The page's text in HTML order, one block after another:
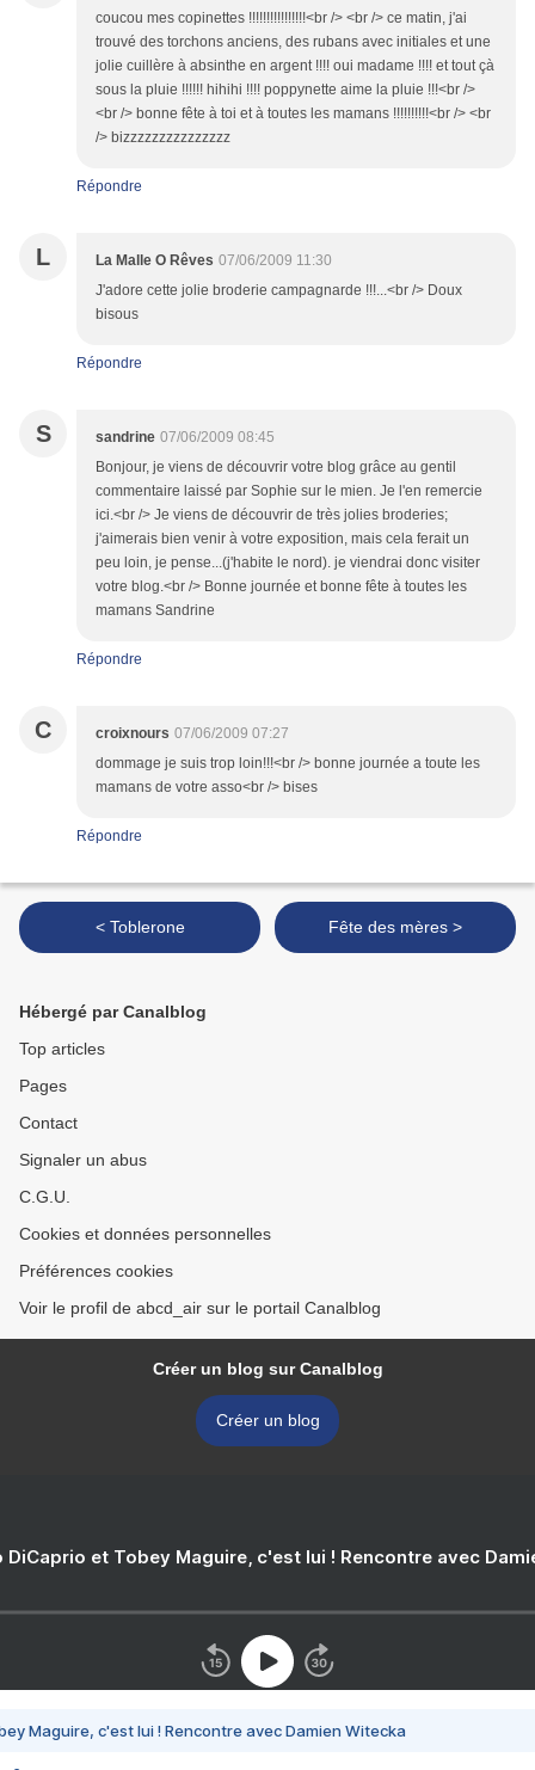
coucou mes copinettes !!!!!!!!!!!!!!!!<br /> <br /> ce matin, j'ai
trouvé des torchons anciens, des rubans avec initiales et une
jolie cuillère à absinthe en argent !!!! oui madame !!!! et tout çà
sous la pluie !!!!!! hihihi !!!! poppynette aime la pluie !!!<br />
<br /> bonne fête à toi et à toutes les mamans !!!!!!!!!!<br /> <br
/> bizzzzzzzzzzzzzzz
Répondre
L La Malle O Rêves 07/06/2009 11:30
J'adore cette jolie broderie campagnarde !!!...<br /> Doux
bisous
Répondre
S sandrine 07/06/2009 08:45
Bonjour, je viens de découvrir votre blog grâce au gentil
commentaire laissé par Sophie sur le mien. Je l'en remercie
ici.<br /> Je viens de découvrir de très jolies broderies;
j'aimerais bien venir à votre exposition, mais cela ferait un
peu loin, je pense...(j'habite le nord). je viendrai donc visiter
votre blog.<br /> Bonne journée et bonne fête à toutes les
mamans Sandrine
Répondre
C croixnours 07/06/2009 07:27
dommage je suis trop loin!!!<br /> bonne journée a toute les
mamans de votre asso<br /> bises
Répondre
< Toblerone Fête des mères >
Hébergé par Canalblog
Top articles
Pages
Contact
Signaler un abus
C.G.U.
Cookies et données personnelles
Préférences cookies
Voir le profil de abcd_air sur le portail Canalblog
Créer un blog sur Canalblog
Créer un blog
DiCaprio et Tobey Maguire, c'est lui ! Rencontre avec
Maguire, c'est lui ! Rencontre avec Damien Witecka